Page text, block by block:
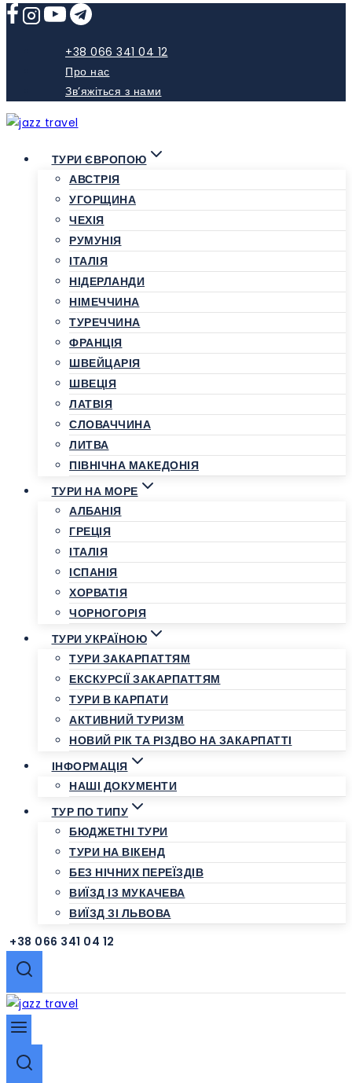
Skip
+38 066 341 04 12
Про нас
Зв’яжіться з нами
ТУРИ ЄВРОПОЮ
АВСТРІЯ
УГОРЩИНА
ЧЕХІЯ
РУМУНІЯ
ІТАЛІЯ
НІДЕРЛАНДИ
НІМЕЧЧИНА
ТУРЕЧЧИНА
ФРАНЦІЯ
ШВЕЙЦАРІЯ
ШВЕЦІЯ
ЛАТВІЯ
СЛОВАЧЧИНА
ЛИТВА
ПІВНІЧНА МАКЕДОНІЯ
ТУРИ НА МОРЕ
АЛБАНІЯ
ГРЕЦІЯ
ІТАЛІЯ
ІСПАНІЯ
ХОРВАТІЯ
ЧОРНОГОРІЯ
ТУРИ УКРАЇНОЮ
ТУРИ ЗАКАРПАТТЯМ
ЕКСКУРСІЇ ЗАКАРПАТТЯМ
ТУРИ В КАРПАТИ
АКТИВНИЙ ТУРИЗМ
НОВИЙ РІК ТА РІЗДВО НА ЗАКАРПАТТІ
ІНФОРМАЦІЯ
НАШІ ДОКУМЕНТИ
ТУР ПО ТИПУ
БЮДЖЕТНІ ТУРИ
ТУРИ НА ВІКЕНД
БЕЗ НІЧНИХ ПЕРЕЇЗДІВ
ВИЇЗД ІЗ МУКАЧЕВА
ВИЇЗД ЗІ ЛЬВОВА
+38 066 341 04 12